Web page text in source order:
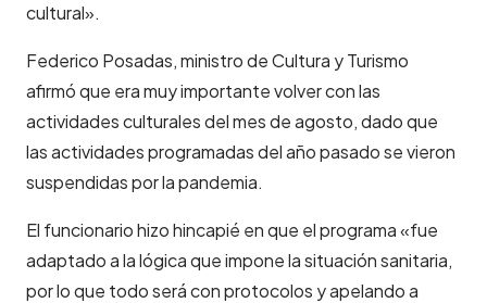
cultural».
Federico Posadas, ministro de Cultura y Turismo
afirmó que era muy importante volver con las
actividades culturales del mes de agosto, dado que
las actividades programadas del año pasado se vieron
suspendidas por la pandemia.
El funcionario hizo hincapié en que el programa «fue
adaptado a la lógica que impone la situación sanitaria,
por lo que todo será con protocolos y apelando a